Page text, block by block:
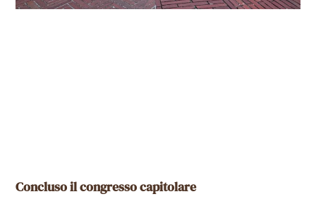
Concluso il congresso capitolare